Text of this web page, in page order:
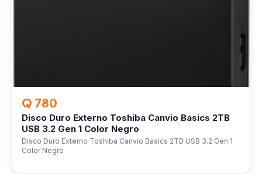
Q 780
Disco Duro Externo Toshiba Canvio Basics 2TB
USB 3.2 Gen 1 Color Negro
Disco Duro Externo Toshiba Canvio Basics 2TB USB 3.2 Gen 1
Color Negro